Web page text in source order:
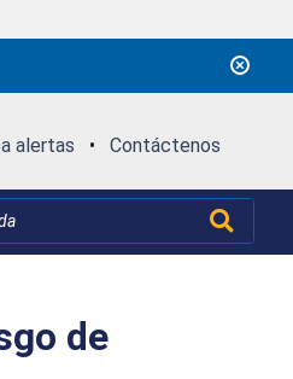
alertas • Contáctenos
de